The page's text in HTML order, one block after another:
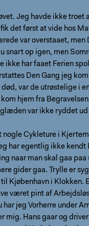
Jeg havde ikke troet
det først at vide hos
var overstaaet, men
snart op igen, men
ikke har faaet Ferien
Den Gang jeg
var de utrøstelige i
hjem fra
var ikke ryddet ud
nogle Cykleture i
har egentlig ikke kendt
naar man skal gaa paa
gider gaa. Trylle er
Kjøbenhavn i Klokken.
været pint af
har jeg Vorherre under
mig. Hans gaar og